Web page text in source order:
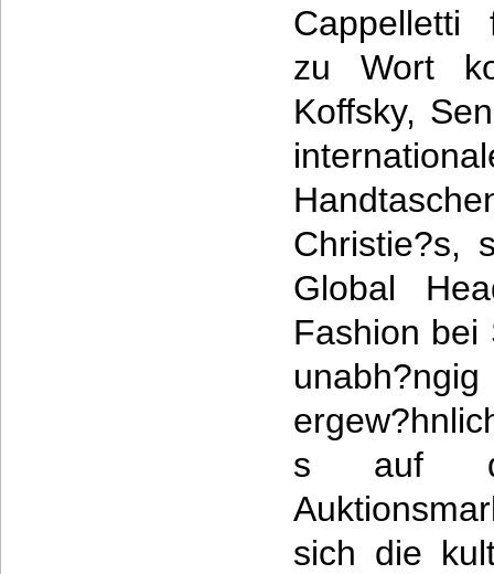
Cappelletti
zu Wort
Koffsky,
Christie?s,
Global
Fashion bei
s auf
sich die